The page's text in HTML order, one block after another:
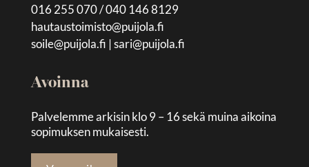
016 255 070 / 040 146 8129
hautaustoimisto@puijola.fi
soile@puijola.fi |sari@puijola.fi
Avoinna
Palvelemme arkisin klo 9 – 16 sekä muina aikoina
sopimuksen mukaisesti.